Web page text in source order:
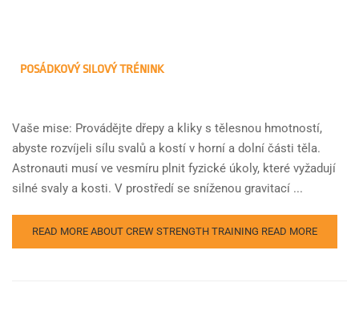
POSÁDKOVÝ SILOVÝ TRÉNINK
Vaše mise: Provádějte dřepy a kliky s tělesnou hmotností,
abyste rozvíjeli sílu svalů a kostí v horní a dolní části těla.
Astronauti musí ve vesmíru plnit fyzické úkoly, které vyžadují
silné svaly a kosti. V prostředí se sníženou gravitací ...
READ MORE ABOUT CREW STRENGTH TRAINING READ MORE